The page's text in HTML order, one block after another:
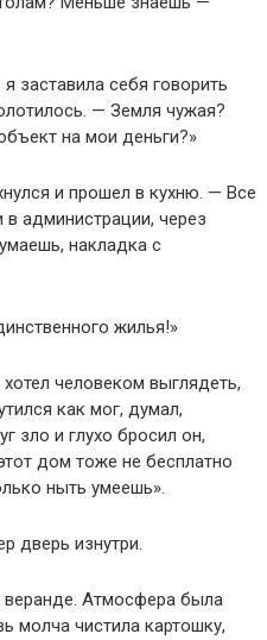
заставила себя говорить
— Земля чужая?
на мои деньги?»
и прошел в кухню. — Все
администрации, через
накладка с
жилья!»
человеком выглядеть,
как мог, думал,
зло и глухо бросил он,
дом тоже не бесплатно
ныть умеешь».
дверь изнутри.
Атмосфера была
молча чистила картошку,